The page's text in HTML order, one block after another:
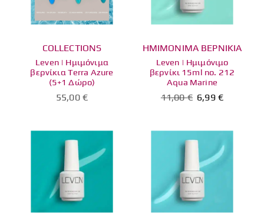
COLLECTIONS
Leven | Ημιμόνιμα
βερνίκια Terra Azure
(5+1 Δώρο)
55,00 €
ΗΜΙΜΟΝΙΜΑ ΒΕΡΝΙΚΙΑ
Leven | Ημιμόνιμο
βερνίκι 15ml no. 212
Aqua Marine
11,00€ 6,99 €